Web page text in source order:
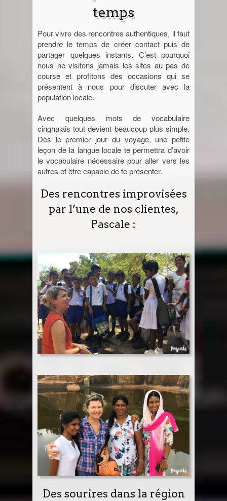
La Réunion
Madagascar
Malaisie
Maroc
Népal
Ouzbékistan
Pérou
Thaïlande
Turquie
temps
Pour vivre des rencontres authentiques, il faut
prendre le temps de créer contact puis de
partager quelques instants. C’est pourquoi
nous ne visitons jamais les sites au pas de
course et profitons des occasions qui se
présentent à nous pour discuter avec la
population locale.
Avec quelques mots de vocabulaire
cinghalais tout devient beaucoup plus simple.
Dès le premier jour du voyage, une petite
leçon de la langue locale te permettra d’avoir
le vocabulaire nécessaire pour aller vers les
autres et être capable de te présenter.
Des rencontres improvisées
par l’une de nos clientes,
Pascale :
Des sourires dans la région